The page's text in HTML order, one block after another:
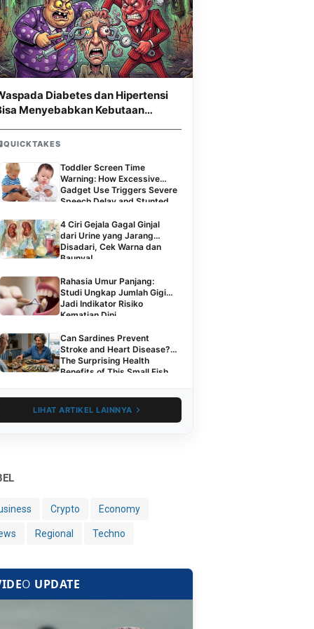
Diabetes dan Hipertensi
Menyebabkan Kebutaan
QUICKTAKES
Toddler Screen Time
Warning: How Excessive
Gadget Use Triggers Severe
Speech Delay and Stunted
4 Ciri Gejala Gagal Ginjal
dari Urine yang Jarang
Disadari, Cek Warna dan
Baunya!
Rahasia Umur Panjang:
Studi Ungkap Jumlah Gigi
Jadi Indikator Risiko
Kematian Dini
Can Sardines Prevent
Stroke and Heart Disease?
The Surprising Health
Benefits of This Small Fish
LIHAT ARTIKEL LAINNYA
Crypto Economy
Regional Techno
O UPDATE